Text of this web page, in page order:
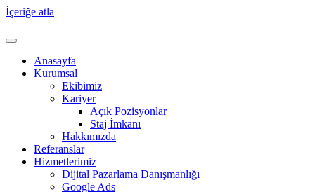
İçeriğe atla
Anasayfa
Kurumsal
Ekibimiz
Kariyer
Açık Pozisyonlar
Staj İmkanı
Hakkımızda
Referanslar
Hizmetlerimiz
Dijital Pazarlama Danışmanlığı
Google Ads